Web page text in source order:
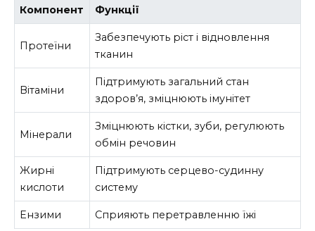
Компонент Функції
Протеїни
Забезпечують ріст і відновлення
тканин
Вітаміни
Підтримують загальний стан
здоров’я, зміцнюють імунітет
Мінерали
Зміцнюють кістки, зуби, регулюють
обмін речовин
Жирні
кислоти
Підтримують серцево-судинну
систему
Ензими Сприяють перетравленню їжі